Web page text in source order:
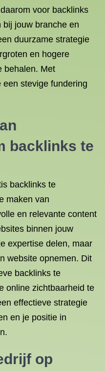
voor backlinks
jouw branche en
duurzame strategie
en hogere
behalen. Met
een stevige fundering
backlinks te
backlinks te
maken van
en relevante content
binnen jouw
expertise delen, maar
website opnemen. Dit
backlinks te
online zichtbaarheid te
effectieve strategie
en je positie in
op